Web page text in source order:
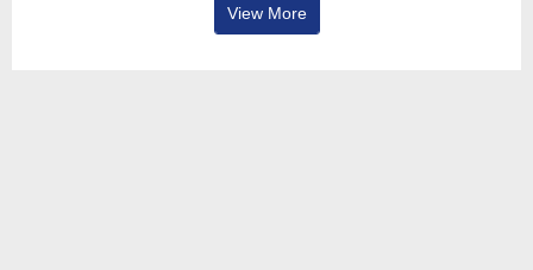
View More